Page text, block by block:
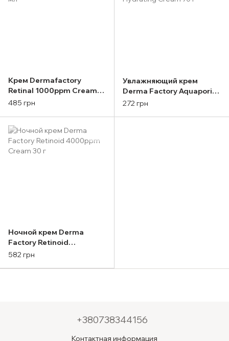
Крем Dermafactory
Retinal 1000ppm Cream
30 мл
485 грн
Увлажняющий крем
Derma Factory Aquaporin
Hydrating Cream 70 г
272 грн
Ночной крем Derma
Factory Retinoid
4000ppm Cream 30 г
582 грн
+380738344156
Контактная информация